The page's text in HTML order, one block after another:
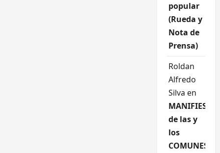
popular
(Rueda y
Nota de
Prensa)
Roldan
Alfredo
Silva en
MANIFIESTO
de las y
los
COMUNES